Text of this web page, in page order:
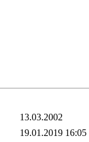
13.03.2002
19.01.2019 16:05